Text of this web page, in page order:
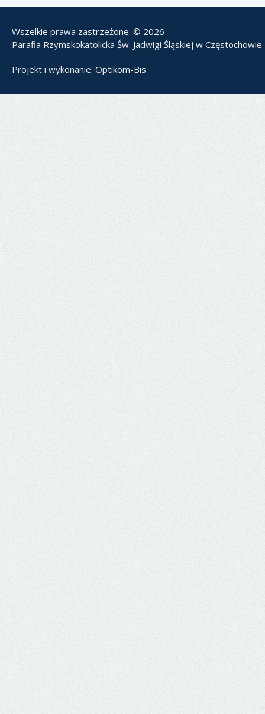
Wszelkie prawa zastrzeżone. © 2026
Parafia Rzymskokatolicka Św. Jadwigi Śląskiej w Częstochowie
Projekt i wykonanie: Optikom-Bis